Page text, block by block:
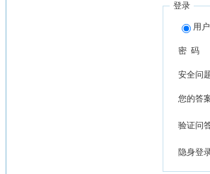
登录
用
密 码
安全问
您的答
验证问
隐身登